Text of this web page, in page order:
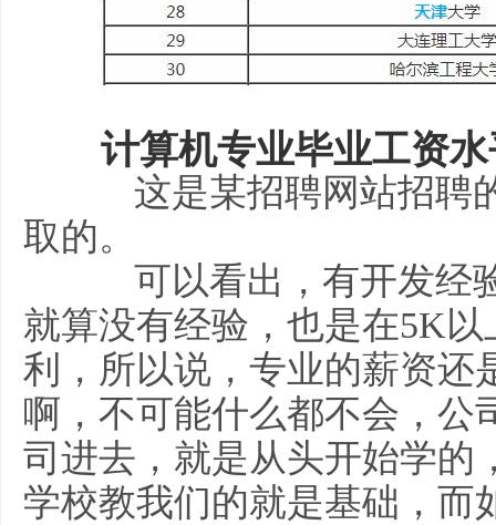
计算机专业毕业工资水
这是某招聘网站招聘
取的。
可以看出，有开发经
就算没有经验，也是在5K
利，所以说，专业的薪资还
啊，不可能什么都不会，公
司进去，就是从头开始学的
学校教我们的就是基础，而